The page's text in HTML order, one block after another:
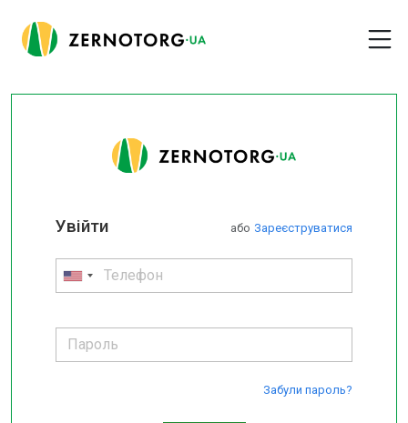
або Зареєструватися
Увійти
Забули пароль?